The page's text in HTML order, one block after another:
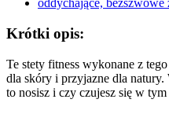
Krótki opis:
Te stety fitness wykonane z
dla skóry i przyjazne dla
to nosisz i czy czujesz się w